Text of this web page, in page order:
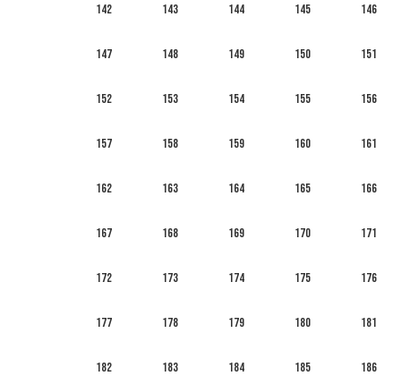
142 143 144 145 146
147 148 149 150 151
152 153 154 155 156
157 158 159 160 161
162 163 164 165 166
167 168 169 170 171
172 173 174 175 176
177 178 179 180 181
182 183 184 185 186